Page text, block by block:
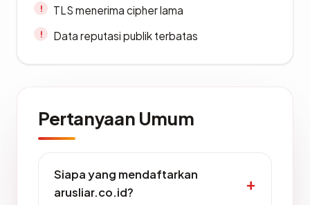
TLS menerima cipher lama
Data reputasi publik terbatas
Pertanyaan Umum
Siapa yang mendaftarkan
arusliar.co.id?